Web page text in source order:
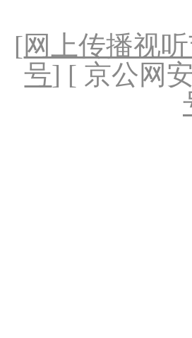
[网上传播视
号] [ 京公网